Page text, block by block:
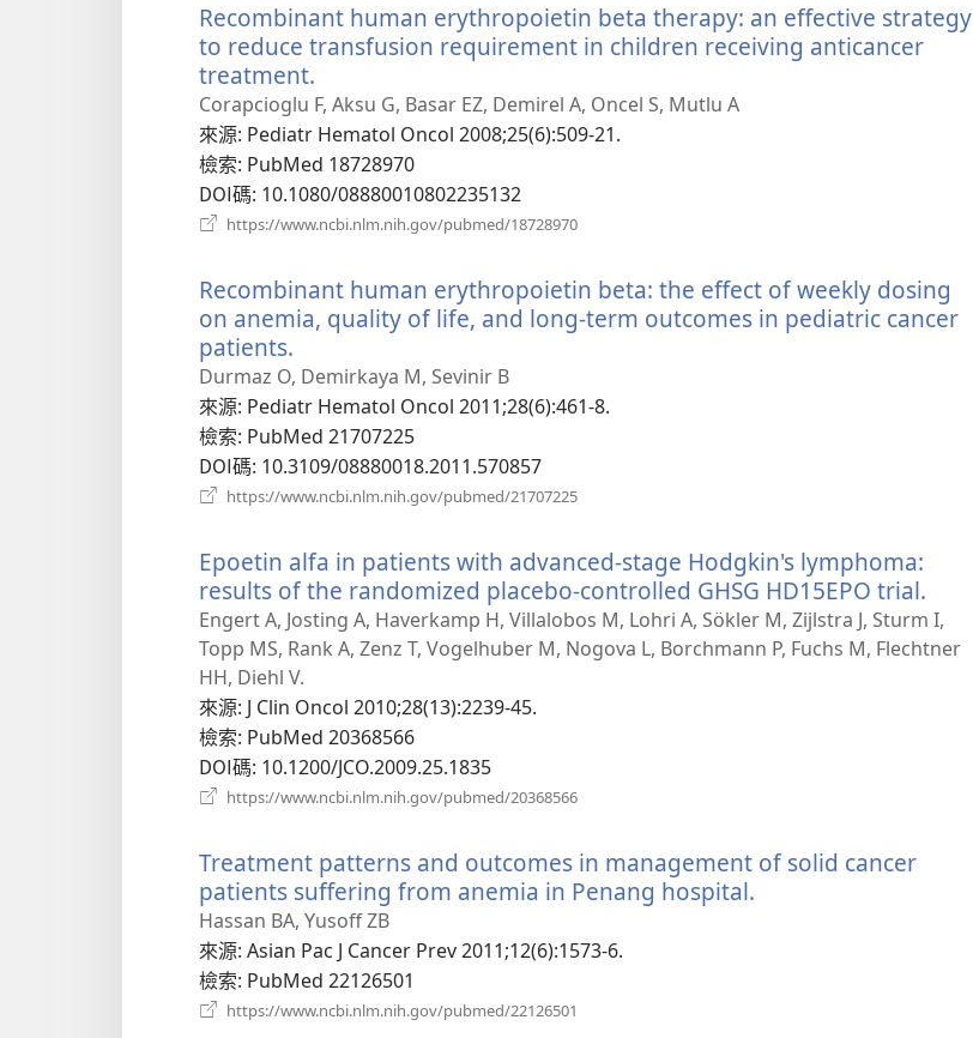
視
窗）
Recombinant human erythropoietin beta therapy: an effective strategy
to reduce transfusion requirement in children receiving anticancer
treatment.
啟
新
視
窗）
Corapcioglu F, Aksu G, Basar EZ, Demirel A, Oncel S, Mutlu A
來源‎: Pediatr Hematol Oncol 2008;25(6):509-21.
檢索‎: PubMed 18728970
DOI碼‎: 10.1080/08880010802235132
https://www.ncbi.nlm.nih.gov/pubmed/18728970
視
窗）
Recombinant human erythropoietin beta: the effect of weekly dosing
on anemia, quality of life, and long-term outcomes in pediatric cancer
patients.
啟
新
視
窗）
Durmaz O, Demirkaya M, Sevinir B
來源‎: Pediatr Hematol Oncol 2011;28(6):461-8.
檢索‎: PubMed 21707225
DOI碼‎: 10.3109/08880018.2011.570857
https://www.ncbi.nlm.nih.gov/pubmed/21707225
視
窗）
Epoetin alfa in patients with advanced-stage Hodgkin's lymphoma:
results of the randomized placebo-controlled GHSG HD15EPO trial.
啟
新
Engert A, Josting A, Haverkamp H, Villalobos M, Lohri A, Sökler M, Zijlstra J, Sturm I,
Topp MS, Rank A, Zenz T, Vogelhuber M, Nogova L, Borchmann P, Fuchs M, Flechtner
HH, Diehl V.
來源‎: J Clin Oncol 2010;28(13):2239-45.
檢索‎: PubMed 20368566
DOI碼‎: 10.1200/JCO.2009.25.1835
https://www.ncbi.nlm.nih.gov/pubmed/20368566
視
窗）
Treatment patterns and outcomes in management of solid cancer
patients suffering from anemia in Penang hospital.
Hassan BA, Yusoff ZB
來源‎: Asian Pac J Cancer Prev 2011;12(6):1573-6.
檢索‎: PubMed 22126501
https://www.ncbi.nlm.nih.gov/pubmed/22126501